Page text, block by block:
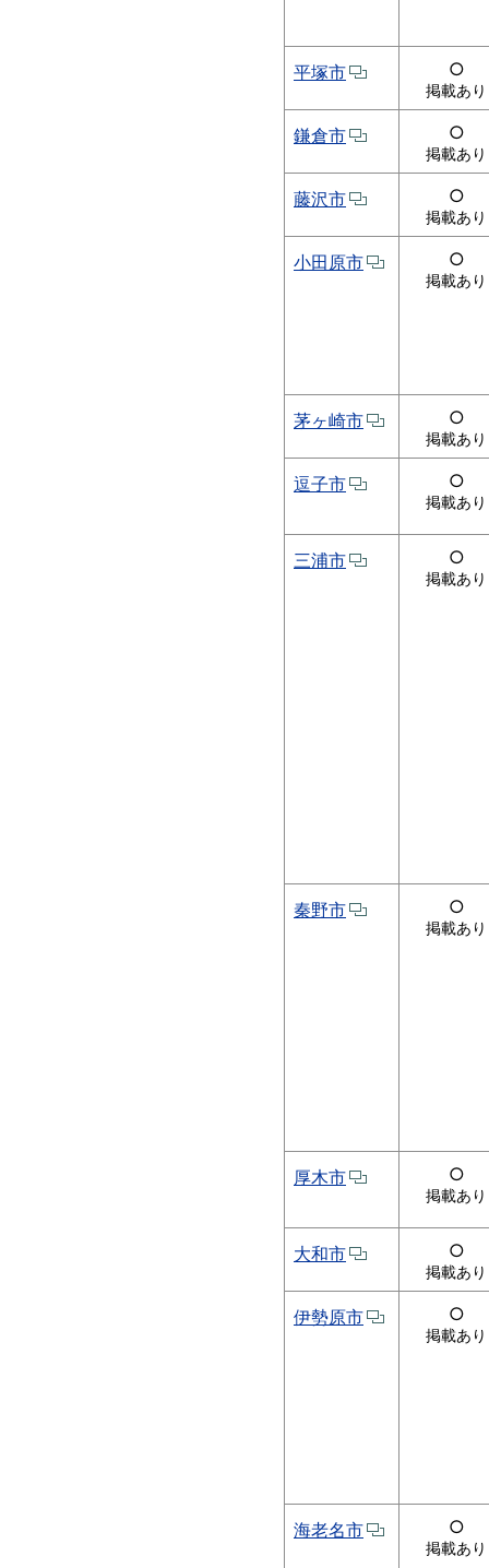
平塚市 ○
掲載あり
鎌倉市 ○
掲載あり
藤沢市 ○
掲載あり
小田原市 ○
掲載あり
茅ヶ崎市 ○
掲載あり
逗子市 ○
掲載あり
三浦市 ○
掲載あり
秦野市 ○
掲載あり
厚木市 ○
掲載あり
大和市 ○
掲載あり
伊勢原市 ○
掲載あり
海老名市 ○
掲載あり